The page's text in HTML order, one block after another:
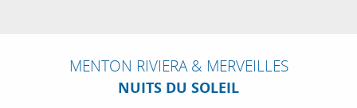
MENTON RIVIERA & MERVEILLES
NUITS DU SOLEIL